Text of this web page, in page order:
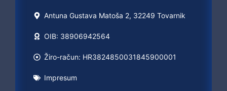
Antuna Gustava Matoša 2, 32249 Tovarnik
OIB: 38906942564
Žiro-račun: HR3824850031845900001
Impresum